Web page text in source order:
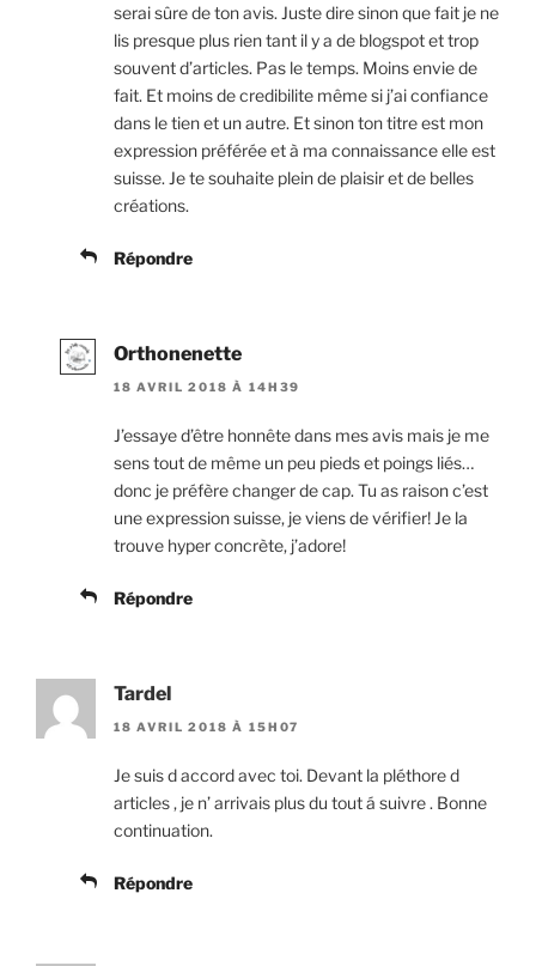
serai sûre de ton avis. Juste dire sinon que fait je ne
lis presque plus rien tant il y a de blogspot et trop
souvent d’articles. Pas le temps. Moins envie de
fait. Et moins de credibilite même si j’ai confiance
dans le tien et un autre. Et sinon ton titre est mon
expression préférée et à ma connaissance elle est
suisse. Je te souhaite plein de plaisir et de belles
créations.
Répondre
Orthonenette
18 AVRIL 2018 À 14H39
J’essaye d’être honnête dans mes avis mais je me
sens tout de même un peu pieds et poings liés…
donc je préfère changer de cap. Tu as raison c’est
une expression suisse, je viens de vérifier! Je la
trouve hyper concrète, j’adore!
Répondre
Tardel
18 AVRIL 2018 À 15H07
Je suis d accord avec toi. Devant la pléthore d
articles , je n’ arrivais plus du tout á suivre . Bonne
continuation.
Répondre